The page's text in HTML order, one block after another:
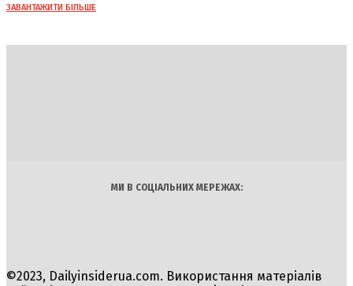
ЗАВАНТАЖИТИ БІЛЬШЕ
МИ В СОЦІАЛЬНИХ МЕРЕЖАХ:
©2023, Dailyinsiderua.com. Використання матеріалів